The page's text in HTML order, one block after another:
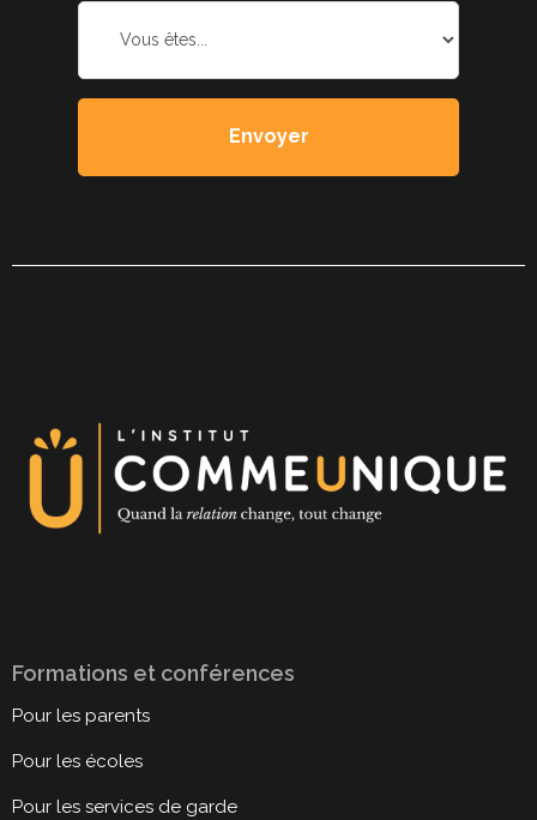
Vous
êtes... *
Formations et conférences
Pour les parents
Pour les écoles
Pour les services de garde